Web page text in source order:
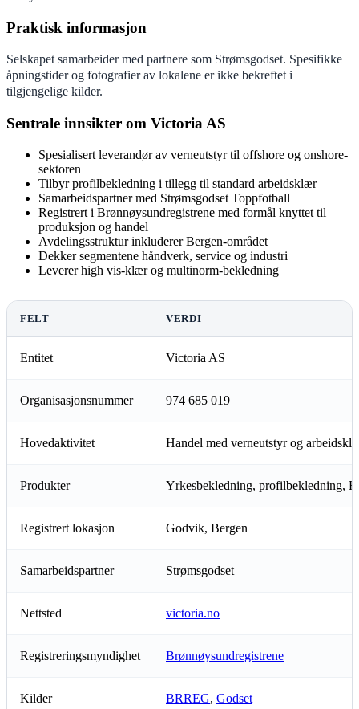
Praktisk informasjon
Selskapet samarbeider med partnere som Strømsgodset. Spesifikke
åpningstider og fotografier av lokalene er ikke bekreftet i
tilgjengelige kilder.
Sentrale innsikter om Victoria AS
Spesialisert leverandør av verneutstyr til offshore og onshore-
sektoren
Tilbyr profilbekledning i tillegg til standard arbeidsklær
Samarbeidspartner med Strømsgodset Toppfotball
Registrert i Brønnøysundregistrene med formål knyttet til
produksjon og handel
Avdelingsstruktur inkluderer Bergen-området
Dekker segmentene håndverk, service og industri
Leverer high vis-klær og multinorm-bekledning
FELT VERDI
Entitet Victoria AS
Organisasjonsnummer 974 685 019
Hovedaktivitet Handel med verneutstyr og
Produkter Yrkesbekledning, profilbekledning,
Registrert lokasjon Godvik, Bergen
Samarbeidspartner Strømsgodset
Nettsted victoria.no
Registreringsmyndighet Brønnøysundregistrene
Kilder BRREG, Godset